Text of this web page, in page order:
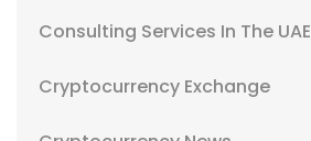
Consulting Services In The UAE
Cryptocurrency Exchange